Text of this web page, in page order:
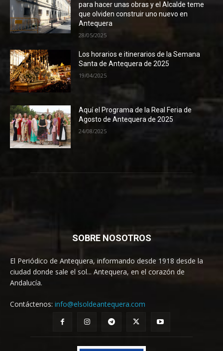
para hacer unas obras y el Alcalde teme
que olviden construir uno nuevo en
Antequera
28/05/2025
Los horarios e itinerarios de la Semana
Santa de Antequera de 2025
19/04/2025
Aquí el Programa de la Real Feria de
Agosto de Antequera de 2025
24/08/2025
SOBRE NOSOTROS
El Periódico de Antequera, informando desde 1918 desde la
ciudad donde sale el sol... Antequera, en el corazón de
Andalucía.
Contáctenos: info@elsoldeantequera.com